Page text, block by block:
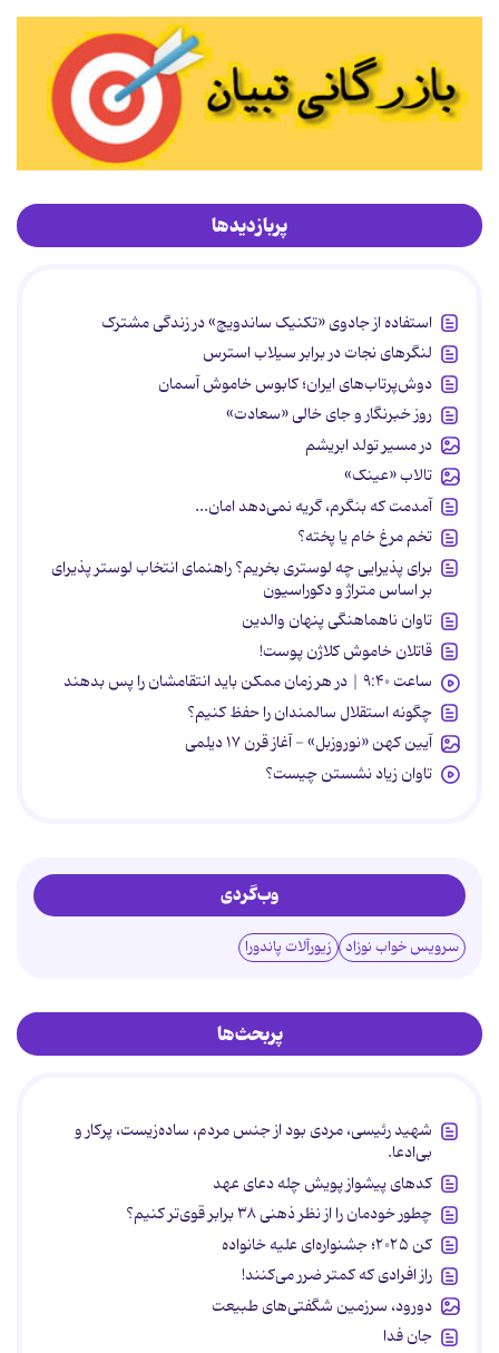
پربازدیدها
استفاده از جادوی «تکنیک ساندویچ» در زندگی مشترک
لنگرهای نجات در برابر سیلاب استرس
دوش‌پرتاب‌های ایران؛ کابوس خاموش آسمان
روز خبرنگار و جای خالی «سعادت»
در مسیر تولد ابریشم
تالاب «عینک»
آمدمت که بنگرم، گریه نمی‌دهد امان...
تخم مرغ خام یا پخته؟
برای پذیرایی چه لوستری بخریم؟ راهنمای انتخاب لوستر پذیرای
بر اساس متراژ و دکوراسیون
تاوان ناهماهنگی پنهان والدین
قاتلان خاموش کلاژن پوست!
ساعت ۹:۴۰ | در هر زمان ممکن باید انتقامشان را پس بدهند
چگونه استقلال سالمندان را حفظ کنیم؟
آیین کهن «نوروزبل» - آغاز قرن ۱۷ دیلمی
تاوان زیاد نشستن چیست؟
وب‌گردی
سرویس خواب نوزاد زیورآلات پاندورا
پربحث‌ها
شهید رئیسی، مردی بود از جنس مردم، ساده‌زیست، پرکار و
بی‌ادعا.
کدهای پیشواز پویش چله دعای عهد
چطور خودمان را از نظر ذهنی ۳۸ برابر قوی‌تر کنیم؟
کن ۲۰۲۵؛ جشنواره‌ای علیه خانواده
راز افرادی که کمتر ضرر می‌کنند!
دورود، سرزمین شگفتی‌های طبیعت
جان فدا